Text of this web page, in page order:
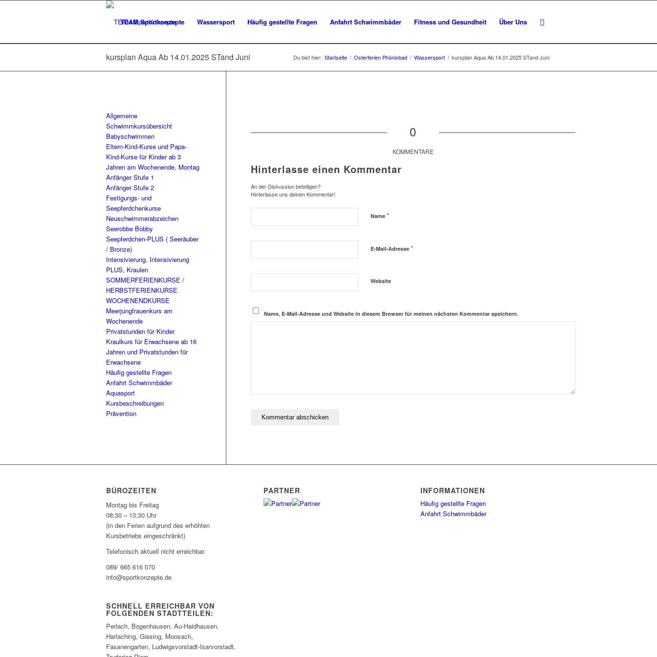
TEAM Sportkonzepte Wassersport Häufig gestellte Fragen Anfahrt Schwimmbäder Fitness und Gesundheit Über Uns
kursplan Aqua Ab 14.01.2025 STand Juni Du bist hier: Startseite / Osterferien Phönixbad / Wassersport / kursplan Aqua Ab 14.01.2025 STand Juni
0
KOMMENTARE
Hinterlasse einen Kommentar
An der Diskussion beteiligen?
Hinterlasse uns deinen Kommentar!
Name *
E-Mail-Adresse *
Website
Name, E-Mail-Adresse und Website in diesem Browser für meinen nächsten Kommentar speichern.
Allgemeine
Schwimmkursübersicht
Babyschwimmen
Eltern-Kind-Kurse und Papa-
Kind-Kurse für Kinder ab 3
Jahren am Wochenende, Montag
Anfänger Stufe 1
Anfänger Stufe 2
Festigungs- und
Seepferdchenkurse
Neuschwimmerabzeichen
Seerobbe Bobby
Seepferdchen-PLUS ( Seeräuber
/ Bronze)
Intensivierung, Intensivierung
PLUS, Kraulen
SOMMERFERIENKURSE /
HERBSTFERIENKURSE
WOCHENENDKURSE
Meerjungfrauenkurs am
Wochenende
Privatstunden für Kinder
Kraulkurs für Erwachsene ab 16
Jahren und Privatstunden für
Erwachsene
Häufig gestellte Fragen
Anfahrt Schwimmbäder
Aquasport
Kursbeschreibungen
Prävention
BÜROZEITEN
Montag bis Freitag
08:30 – 13:30 Uhr
(in den Ferien aufgrund des erhöhten
Kursbetriebs eingeschränkt)
Telefonisch aktuell nicht erreichbar.
089/ 665 616 070
info@sportkonzepte.de
SCHNELL ERREICHBAR VON
FOLGENDEN STADTTEILEN:
Perlach, Bogenhausen, Au-Haidhausen,
Harlaching, Giesing, Moosach,
Fasanengarten, Ludwigsvorstadt-Isarvorstadt,
PARTNER INFORMATIONEN
Häufig gestellte Fragen
Anfahrt Schwimmbäder